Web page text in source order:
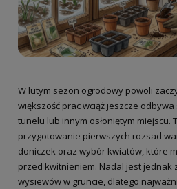
W lutym sezon ogrodowy powoli
większość prac wciąż jeszcze odbywa
tunelu lub innym osłoniętym miejscu.
przygotowanie pierwszych rozsad
doniczek oraz wybór kwiatów, które
przed kwitnieniem. Nadal jest jednak
wysiewów w gruncie, dlatego